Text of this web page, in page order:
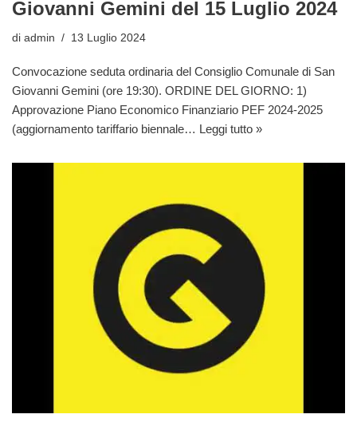
Giovanni Gemini del 15 Luglio 2024
di admin 13 Luglio 2024
Convocazione seduta ordinaria del Consiglio Comunale di San
Giovanni Gemini (ore 19:30). ORDINE DEL GIORNO: 1)
Approvazione Piano Economico Finanziario PEF 2024-2025
(aggiornamento tariffario biennale… Leggi tutto »